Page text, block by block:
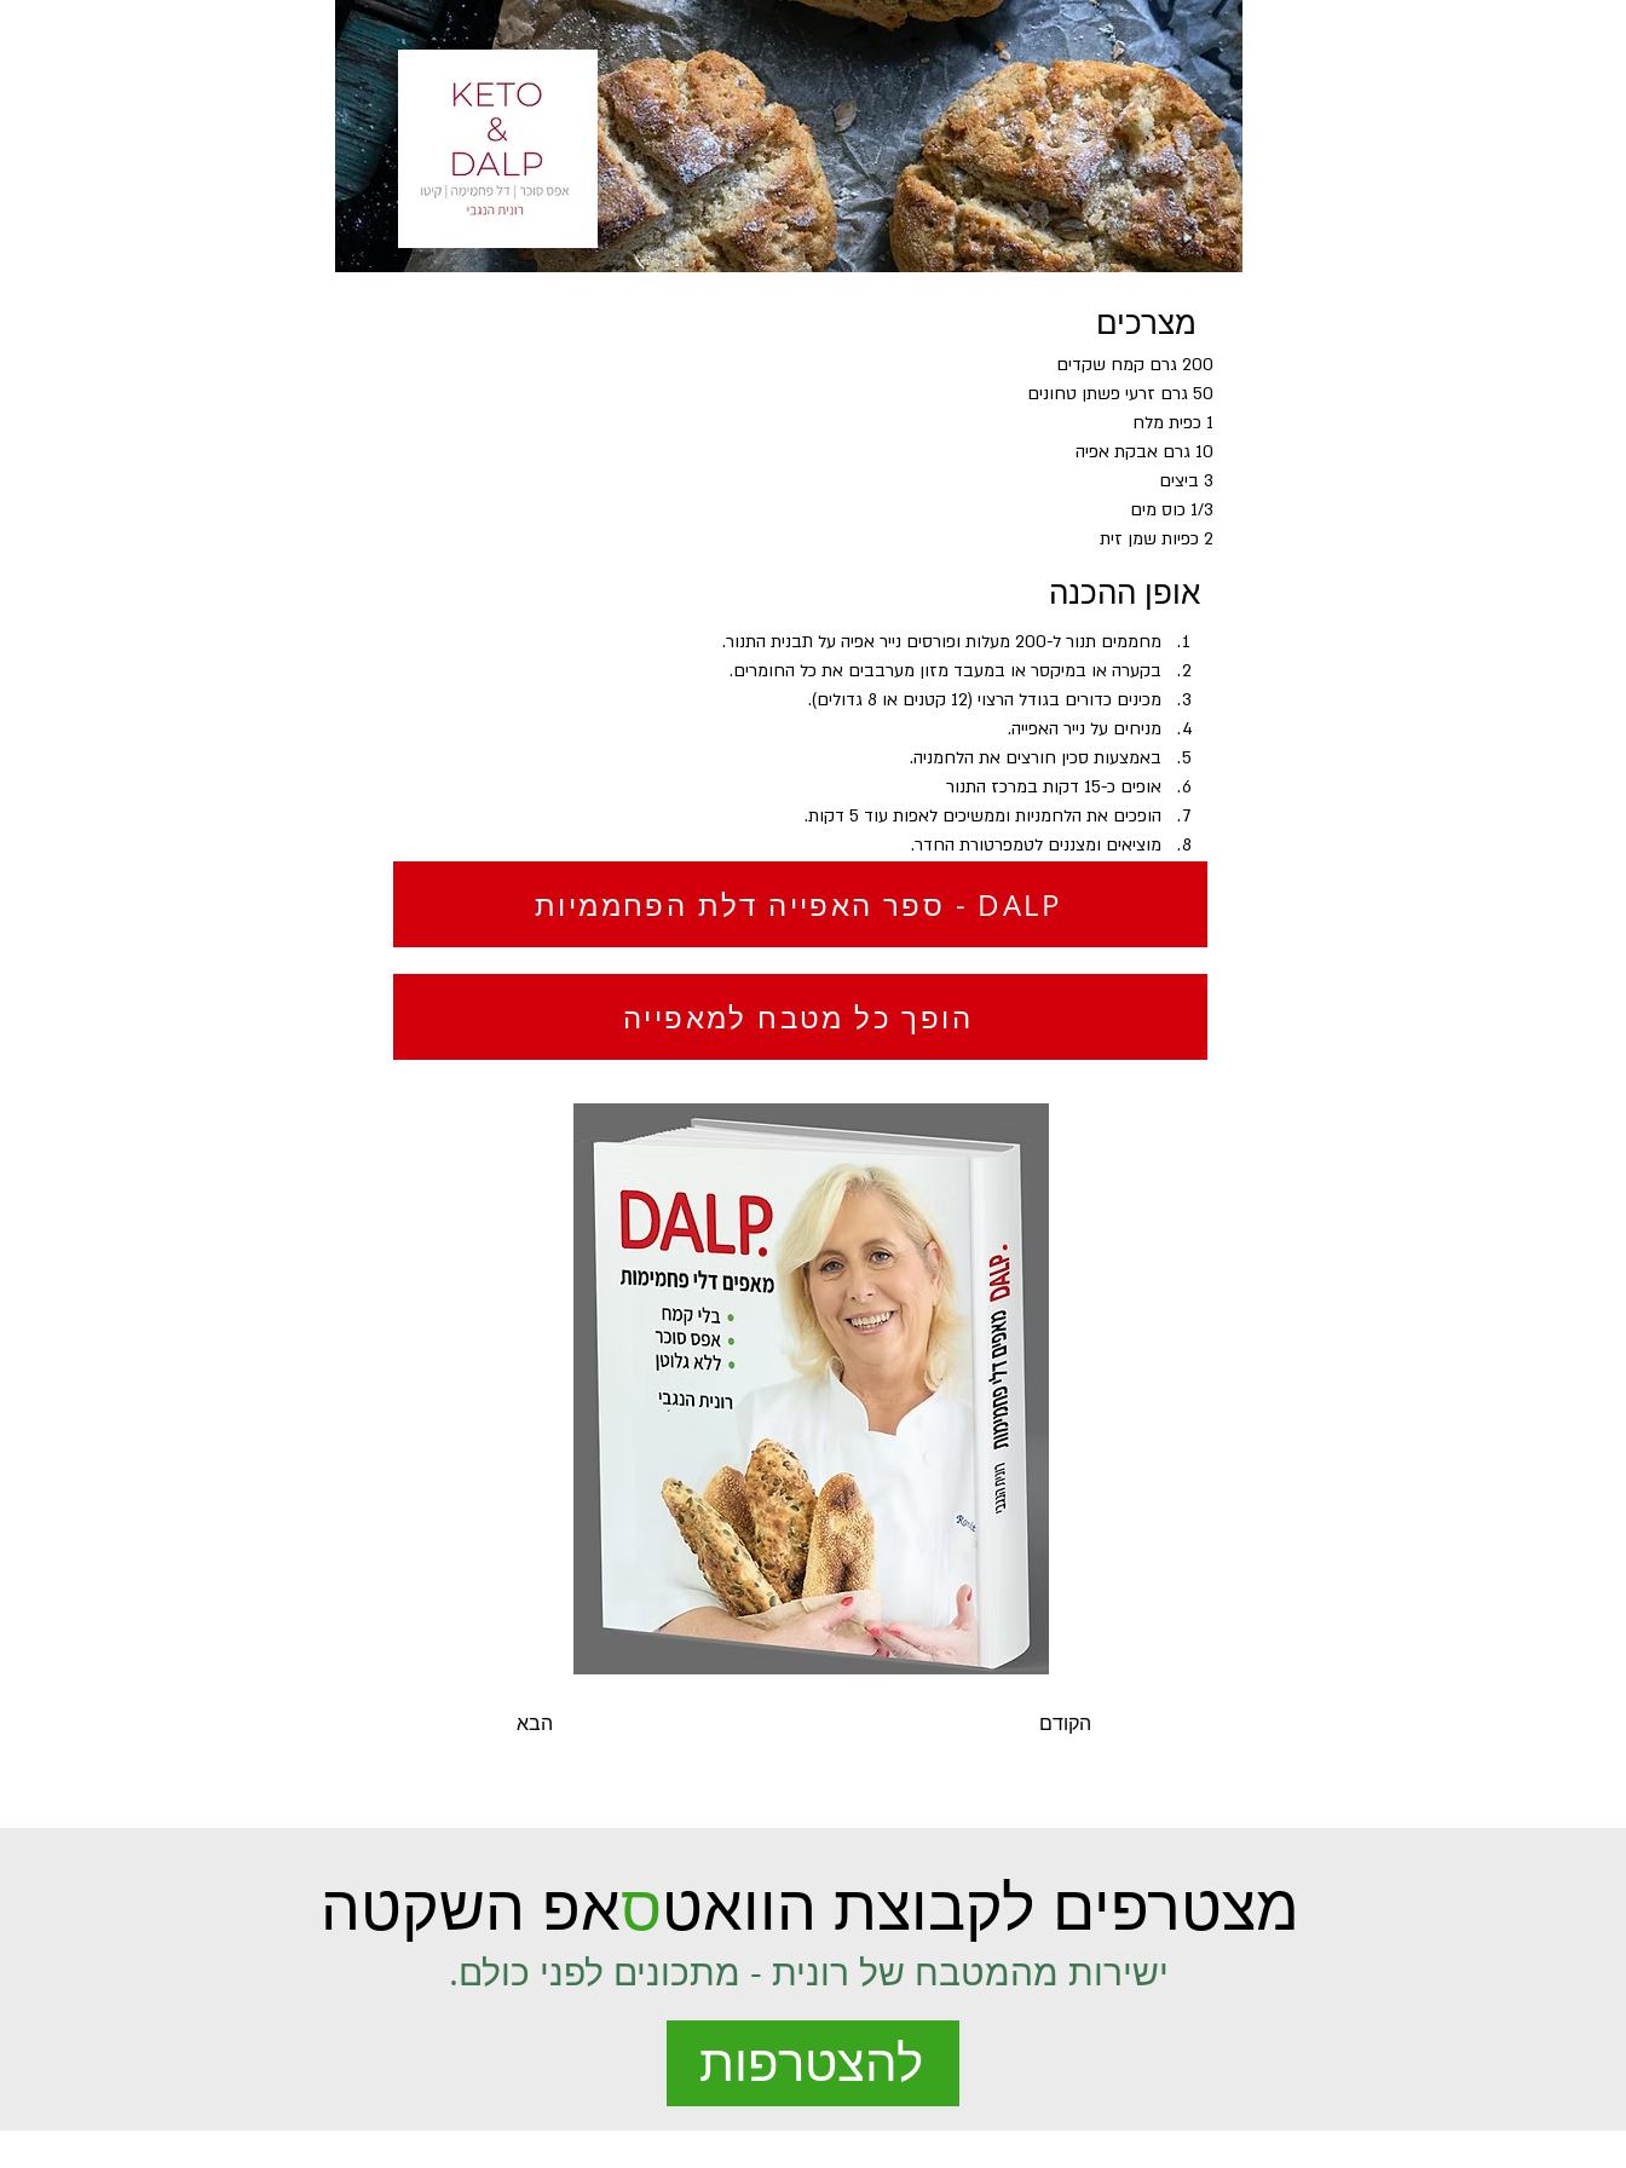
מצרכים
200 גרם קמח שקדים
50 גרם זרעי פשתן טחונים
1 כפית מלח
10 גרם אבקת אפיה
3 ביצים
1/3 כוס מים
2 כפיות שמן זית
אופן ההכנה
מחממים תנור ל-200 מעלות ופורסים נייר אפיה על תבנית התנור.
בקערה או במיקסר או במעבד מזון מערבבים את כל החומרים.
מכינים כדורים בגודל הרצוי (12 קטנים או 8 גדולים).
מניחים על נייר האפייה.
באמצעות סכין חורצים את הלחמניה.
אופים כ-15 דקות במרכז התנור
הופכים את הלחמניות וממשיכים לאפות עוד 5 דקות.
מוציאים ומצננים לטמפרטורת החדר.
ספר האפייה דלת הפחממיות - DALP
הופך כל מטבח למאפייה
הבא הקודם
מצטרפים לקבוצת הוואטסאפ השקטה
ישירות מהמטבח של רונית - מתכונים לפני כולם.
להצטרפות